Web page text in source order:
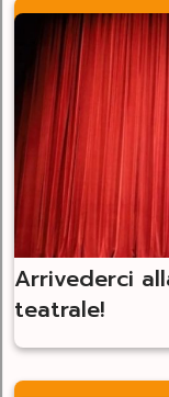
Arrivederci
teatrale!